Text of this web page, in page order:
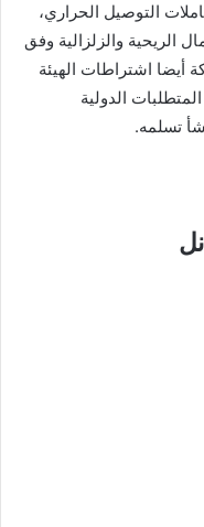
التوصيل الحراري،
الريحية والزلزالية وفق
أيضا اشتراطات الهيئة
الدولية
تسلمه.